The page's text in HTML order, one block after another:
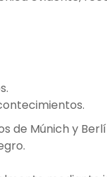
de Múnich y